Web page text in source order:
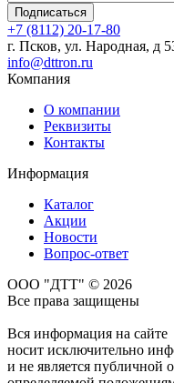
Подписаться
+7 (8112) 20-17-80
г. Псков, ул. Народная, д
info@dttron.ru
Компания
О компании
Реквизиты
Контакты
Информация
Каталог
Акции
Новости
Вопрос-ответ
ООО "ДТТ" © 2026
Все права защищены
Вся информация на сайте
носит исключительно
и не является публичной